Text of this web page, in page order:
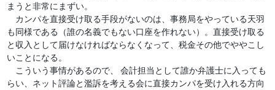
まうと非常にまずい。
カンパを直接受け取る手段がないのは、事務局をやっている天羽
も同様である（誰の名義でもない口座を作れない）。直接受け取る
と収入として届けなければならなくなって、税金その他でややこし
いことになる。
こういう事情があるので、 会計担当として誰か弁護士に入っても
らい、ネット評論と濫訴を考える会に直接カンパを受け入れる方向